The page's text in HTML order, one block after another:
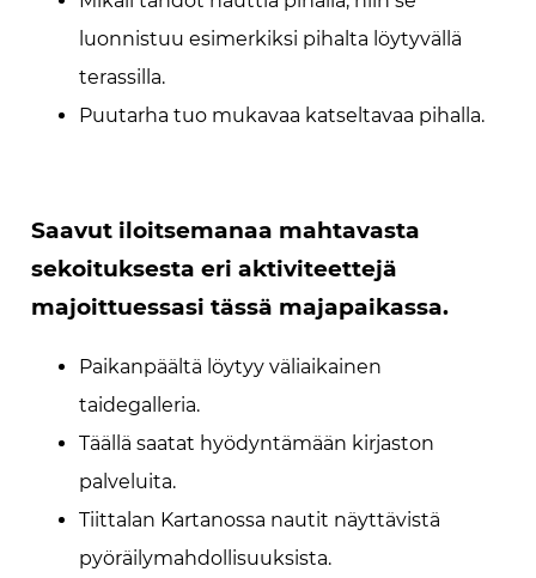
luonnistuu esimerkiksi pihalta löytyvällä
terassilla.
Puutarha tuo mukavaa katseltavaa pihalla.
Saavut iloitsemanaa mahtavasta
sekoituksesta eri aktiviteettejä
majoittuessasi tässä majapaikassa.
Paikanpäältä löytyy väliaikainen
taidegalleria.
Täällä saatat hyödyntämään kirjaston
palveluita.
Tiittalan Kartanossa nautit näyttävistä
pyöräilymahdollisuuksista.